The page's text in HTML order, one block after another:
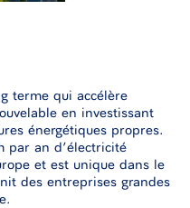
terme qui accélère
en investissant
énergétiques propres.
par an d’électricité
et est unique dans le
des entreprises grandes